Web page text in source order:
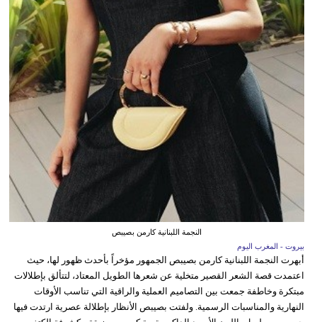
النجمة اللبنانية كارمن بصيبص
بيروت - المغرب اليوم
أبهرت النجمة اللبنانية كارمن بصيبص الجمهور مؤخراً بأحدث ظهور لها، حيث
اعتمدت قصة الشعر القصير متخلية عن شعرها الطويل المعتاد، لتتألق بإطلالات
مبتكرة وخاطفة جمعت بين التصاميم العملية والراقية التي تناسب الأوقات
النهارية والمناسبات الرسمية. ولفتت بصيبص الأنظار بإطلالة عصرية ارتدت فيها